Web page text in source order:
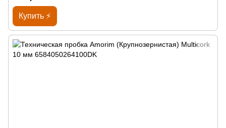
Купить ⚡